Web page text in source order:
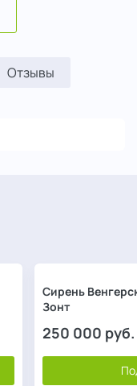
Отзывы
Сирень
Зонт
250 000 руб.